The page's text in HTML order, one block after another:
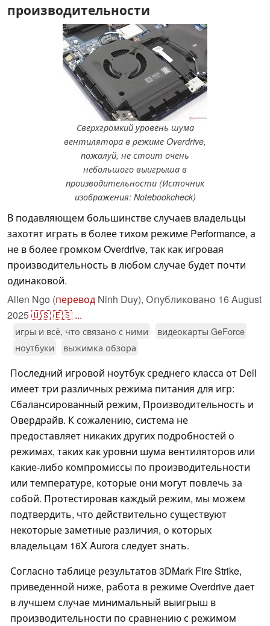
производительности
Сверхгромкий уровень шума
вентилятора в режиме Overdrive,
пожалуй, не стоит очень
небольшого выигрыша в
производительности (Источник
изображения: Notebookcheck)
В подавляющем большинстве случаев владельцы
захотят играть в более тихом режиме Performance, а
не в более громком Overdrive, так как игровая
производительность в любом случае будет почти
одинаковой.
Allen Ngo (перевод Ninh Duy), Опубликовано 16 August
2025🇺🇸🇪🇸 ...
игры и всё, что связано с ними
видеокарты GeForce
ноутбуки
выжимка обзора
Последний игровой ноутбук среднего класса от Dell
имеет три различных режима питания для игр:
Сбалансированный режим, Производительность и
Овердрайв. К сожалению, система не
предоставляет никаких других подробностей о
режимах, таких как уровни шума вентиляторов или
какие-либо компромиссы по производительности
или температуре, которые они могут повлечь за
собой. Протестировав каждый режим, мы можем
подтвердить, что действительно существуют
некоторые заметные различия, о которых
владельцам 16X Aurora следует знать.
Согласно таблице результатов 3DMark Fire Strike,
приведенной ниже, работа в режиме Overdrive дает
в лучшем случае минимальный выигрыш в
производительности по сравнению с режимом